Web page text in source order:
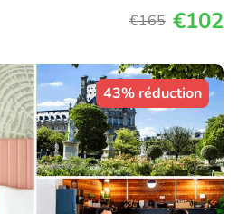
€165 €102
43% réduction